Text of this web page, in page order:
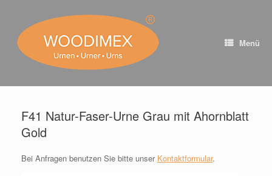
springen
Menü
F41 Natur-Faser-Urne Grau mit Ahornblatt
Gold
Bei Anfragen benutzen Sie bitte unser Kontaktformular.